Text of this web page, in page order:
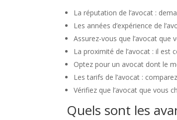
La réputation de l’avocat :
Les années d’expérience de
Assurez-vous que l’avocat
La proximité de l’avocat : il
Optez pour un avocat dont le
Les tarifs de l’avocat :
Vérifiez que l’avocat que vous
Quels sont les